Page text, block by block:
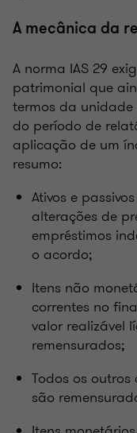
A mecânica da
A norma IAS 29
patrimonial que
termos da
do período de
aplicação de um
resumo:
Ativos e
alterações de
empréstimos
o acordo;
Itens não
correntes no
valor realizável
remensurados;
Todos os
são